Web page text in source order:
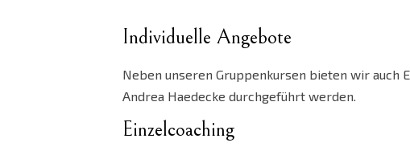
Individuelle Angebote
Neben unseren Gruppenkursen bieten wir auch
Andrea Haedecke durchgeführt werden.
Einzelcoaching